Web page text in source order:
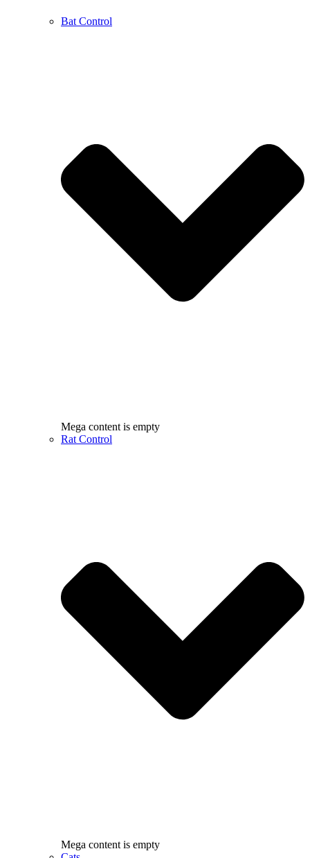
Bat Control
Mega content is empty
Rat Control
Mega content is empty